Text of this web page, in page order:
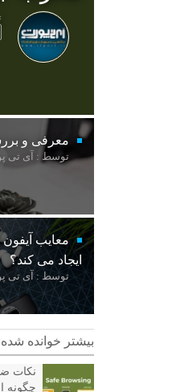
معرفی و
توسط : آی تی
معایب
ایجاد می کند؟
توسط : آی تی
بیشتر خوانده شده
نکات
چگونه